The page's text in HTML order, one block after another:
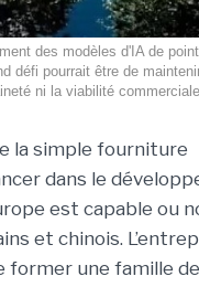
des modèles d'IA de
défi pourrait être de
ni la viabilité
la simple fourniture
dans le
est capable ou
et chinois.
former une famille